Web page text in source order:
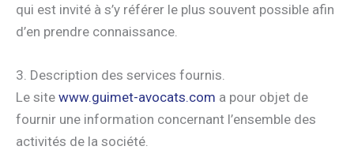
qui est invité à s’y référer le plus souvent possible afin
d’en prendre connaissance.
3. Description des services fournis.
Le site www.guimet-avocats.com a pour objet de
fournir une information concernant l’ensemble des
activités de la société.